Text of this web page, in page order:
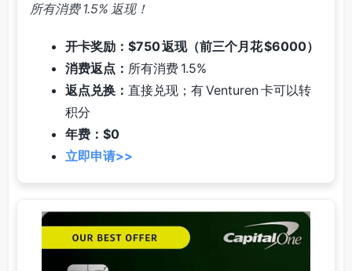
所有消费 1.5% 返现！
开卡奖励：$750 返现（前三个月花 $6000）
消费返点： 所有消费 1.5%
返点兑换： 直接兑现；有 Venturen 卡可以转
积分
年费：$0
立即申请>>